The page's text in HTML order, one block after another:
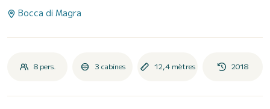
Bocca di Magra
8 pers. 3 cabines 12,4 mètres 2018